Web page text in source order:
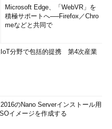
Microsoft Edge、「WebVR」を
積極サポートへ──Firefox／Chro
meなどと共同で
IoT分野で包括的提携 第4次産業
のNano Serverインストール用
イメージを作成する